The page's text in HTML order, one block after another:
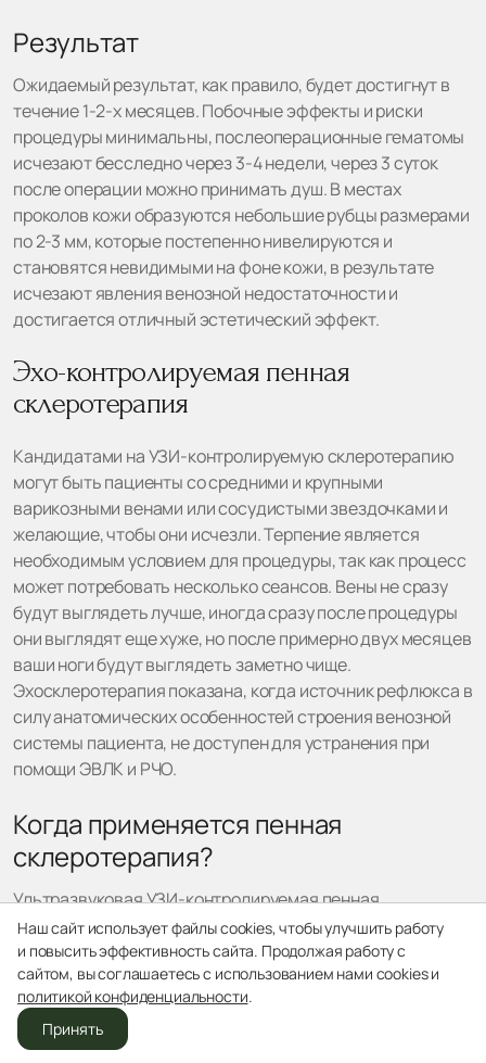
Отделения
Результат
Ожидаемый результат, как правило, будет достигнут в
течение 1-2-х месяцев. Побочные эффекты и риски
процедуры минимальны, послеоперационные гематомы
исчезают бесследно через 3-4 недели, через 3 суток
после операции можно принимать душ. В местах
проколов кожи образуются небольшие рубцы размерами
по 2-3 мм, которые постепенно нивелируются и
становятся невидимыми на фоне кожи, в результате
исчезают явления венозной недостаточности и
достигается отличный эстетический эффект.
Эхо-контролируемая пенная
склеротерапия
Кандидатами на УЗИ-контролируемую склеротерапию
могут быть пациенты со средними и крупными
варикозными венами или сосудистыми звездочками и
желающие, чтобы они исчезли. Терпение является
необходимым условием для процедуры, так как процесс
может потребовать несколько сеансов. Вены не сразу
будут выглядеть лучше, иногда сразу после процедуры
они выглядят еще хуже, но после примерно двух месяцев
ваши ноги будут выглядеть заметно чище.
Эхосклеротерапия показана, когда источник рефлюкса в
силу анатомических особенностей строения венозной
системы пациента, не доступен для устранения при
помощи ЭВЛК и РЧО.
Когда применяется пенная
склеротерапия?
Ультразвуковая УЗИ-контролируемая пенная
склеротерапия применяется для лечения
патологического вено-венозного рефлюкса,
вызывающего поверхностный варикоз и ретикулярные
вены. Сосудистый ультразвук используется для
получения достоверной информации, чтобы быстро и
точно подойти к месту рефлюкса и ввести склерозант в
Наш сайт использует файлы cookies, чтобы улучшить работу
и повысить эффективность сайта. Продолжая работу с
сайтом, вы соглашаетесь с использованием нами cookies и
политикой конфиденциальности.
Принять